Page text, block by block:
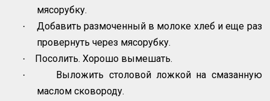
мясорубку.
·
Добавить размоченный в молоке хлеб и еще раз
провернуть через мясорубку.
· Посолить. Хорошо вымешать.
·
Выложить столовой ложкой на смазанную
маслом сковороду.